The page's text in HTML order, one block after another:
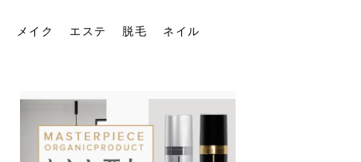
メイク エステ 脱毛 ネイル